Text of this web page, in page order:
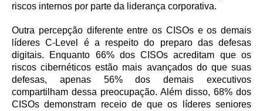
riscos internos por parte da liderança corporativa.
Outra percepção diferente entre os CISOs e os demais
líderes C-Level é a respeito do preparo das defesas
digitais. Enquanto 66% dos CISOs acreditam que os
riscos cibernéticos estão mais avançados do que suas
defesas, apenas 56% dos demais executivos
compartilham dessa preocupação. Além disso, 68% dos
CISOs demonstram receio de que os líderes seniores